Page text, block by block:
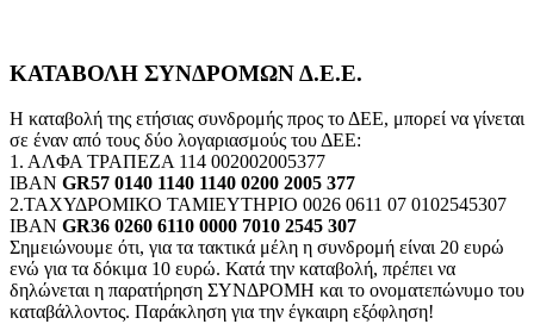
ΚΑΤΑΒΟΛΗ ΣΥΝΔΡΟΜΩΝ Δ.Ε.Ε.
Η καταβολή της ετήσιας συνδρομής προς το ΔΕΕ, μπορεί να γίνεται
σε έναν από τους δύο λογαριασμούς του ΔΕΕ:
1. ΑΛΦΑ ΤΡΑΠΕΖΑ 114 002002005377
IBAN GR57 0140 1140 1140 0200 2005 377
2.ΤΑΧΥΔΡΟΜΙΚΟ ΤΑΜΙΕΥΤΗΡΙΟ 0026 0611 07 0102545307
IBAN GR36 0260 6110 0000 7010 2545 307
Σημειώνουμε ότι, για τα τακτικά μέλη η συνδρομή είναι 20 ευρώ
ενώ για τα δόκιμα 10 ευρώ. Κατά την καταβολή, πρέπει να
δηλώνεται η παρατήρηση ΣΥΝΔΡΟΜΗ και το ονοματεπώνυμο του
καταβάλλοντος. Παράκληση για την έγκαιρη εξόφληση!